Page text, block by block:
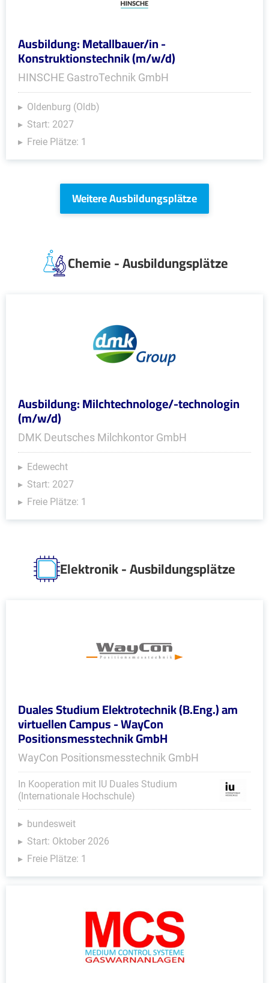
Ausbildung: Metallbauer/in -
Konstruktionstechnik (m/w/d)
HINSCHE GastroTechnik GmbH
Oldenburg (Oldb)
Start: 2027
Freie Plätze: 1
Weitere Ausbildungsplätze
Chemie - Ausbildungsplätze
Ausbildung: Milchtechnologe/-technologin
(m/w/d)
DMK Deutsches Milchkontor GmbH
Edewecht
Start: 2027
Freie Plätze: 1
Elektronik - Ausbildungsplätze
Duales Studium Elektrotechnik (B.Eng.) am
virtuellen Campus - WayCon
Positionsmesstechnik GmbH
WayCon Positionsmesstechnik GmbH
In Kooperation mit IU Duales Studium
(Internationale Hochschule)
bundesweit
Start: Oktober 2026
Freie Plätze: 1